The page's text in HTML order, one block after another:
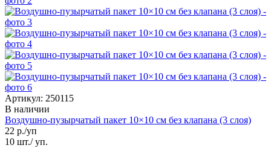
Артикул: 250115
В наличии
Воздушно-пузырчатый пакет 10×10 см без клапана (3 слоя)
22 р./уп
10 шт./ уп.